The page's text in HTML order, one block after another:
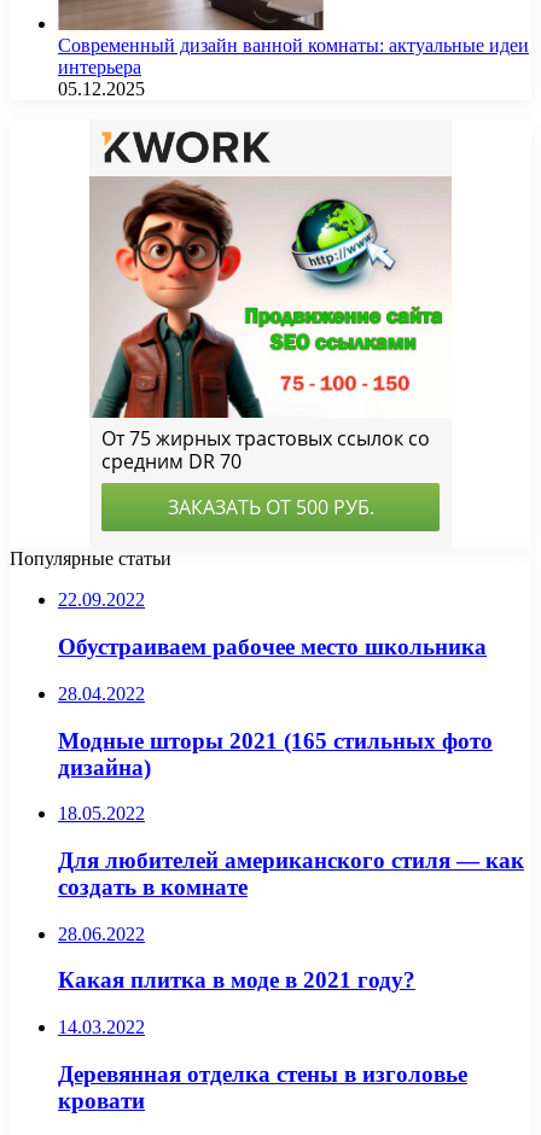
Современный дизайн ванной комнаты: актуальные идеи
интерьера
05.12.2025
Популярные статьи
22.09.2022
Обустраиваем рабочее место школьника
28.04.2022
Модные шторы 2021 (165 стильных фото
дизайна)
18.05.2022
Для любителей американского стиля — как
создать в комнате
28.06.2022
Какая плитка в моде в 2021 году?
14.03.2022
Деревянная отделка стены в изголовье
кровати